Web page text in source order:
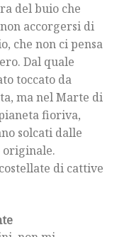
del buio che
accorgersi di
che non ci pensa
Dal quale
toccato da
ma nel Marte di
fioriva,
solcati dalle
originale.
di cattive